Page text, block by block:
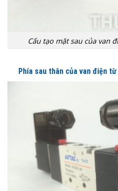
Cấu tạo mặt sau của van
Phía sau thân của van điện